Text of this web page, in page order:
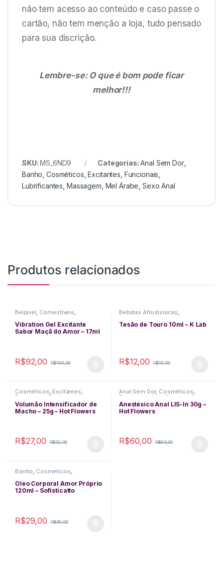
não tem acesso ao conteúdo e caso passe o
cartão, não tem menção a loja, tudo pensado
para sua discrição.
Lembre-se: O que é bom pode ficar
melhor!!!
SKU:MS_6ND9 Categorias:Anal Sem Dor,
Banho ,Cosméticos ,Excitantes Funcionais
Lubrificantes Massagem Mel Árabe ,Sexo Anal
Produtos relacionados
Beijável, Comestíveis,
Cosméticos
Eletrizantes,Excitantes,
Funcionais ,Lubrificantes,
Vibradores
Vibration Gel Excitante
Sabor Maçã do Amor – 17ml
R$92,00 R$159,00
Bebidas Afrodisíacas,
Comestíveis Cosméticos
Excitantes ,Funcionais
Tesão de Touro 10ml – K Lab
R$12,00 R$15,00
Cosméticos, Excitantes,
Funcionais Performance
Masculina ,Queima de Estoque
Retartantes
Volumão Intensificador de
Macho – 25g – Hot Flowers
R$27,00 R$32,00
Anal Sem Dor, Cosméticos,
Funcionais Lubrificantes Sexo
Anal
Anestésico Anal LIS-In 30g –
Hot Flowers
R$60,00 R$63,00
Banho Cosméticos
Funcionais
Lubrificantes,Massagem,
Perfumes
Óleo Corporal Amor Próprio
120ml – Sofisticatto
R$29,00 R$39,00